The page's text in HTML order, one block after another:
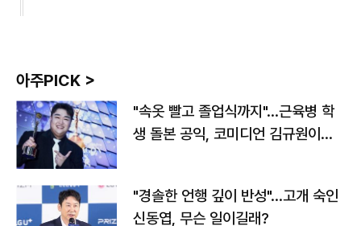
아주PICK >
"속옷 빨고 졸업식까지"…근육병 학
생 돌본 공익, 코미디언 김규원이었
"경솔한 언행 깊이 반성"…고개 숙인
신동엽, 무슨 일이길래?